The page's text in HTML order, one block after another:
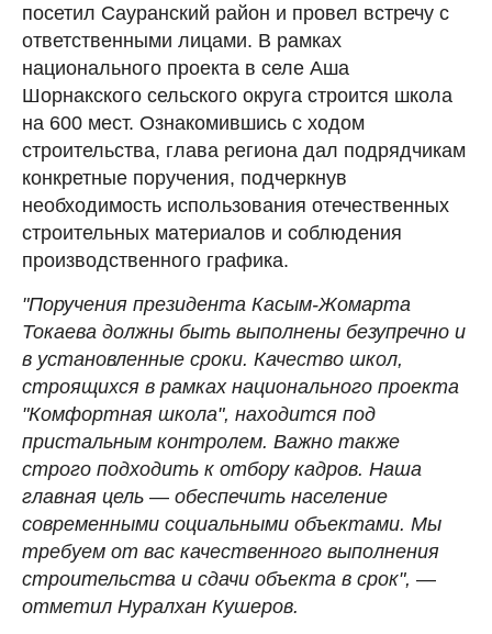
посетил Сауранский район и провел встречу с
ответственными лицами. В рамках
национального проекта в селе Аша
Шорнакского сельского округа строится школа
на 600 мест. Ознакомившись с ходом
строительства, глава региона дал подрядчикам
конкретные поручения, подчеркнув
необходимость использования отечественных
строительных материалов и соблюдения
производственного графика.
"Поручения президента Касым-Жомарта
Токаева должны быть выполнены безупречно и
в установленные сроки. Качество школ,
строящихся в рамках национального проекта
"Комфортная школа", находится под
пристальным контролем. Важно также
строго подходить к отбору кадров. Наша
главная цель — обеспечить население
современными социальными объектами. Мы
требуем от вас качественного выполнения
строительства и сдачи объекта в срок", —
отметил Нуралхан Кушеров.